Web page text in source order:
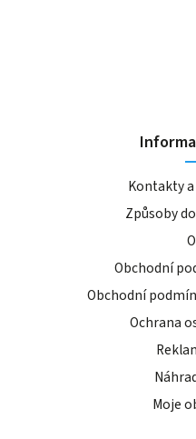
Kontakty
Způsoby
Obchodní
Obchodní
Ochrana
Moje